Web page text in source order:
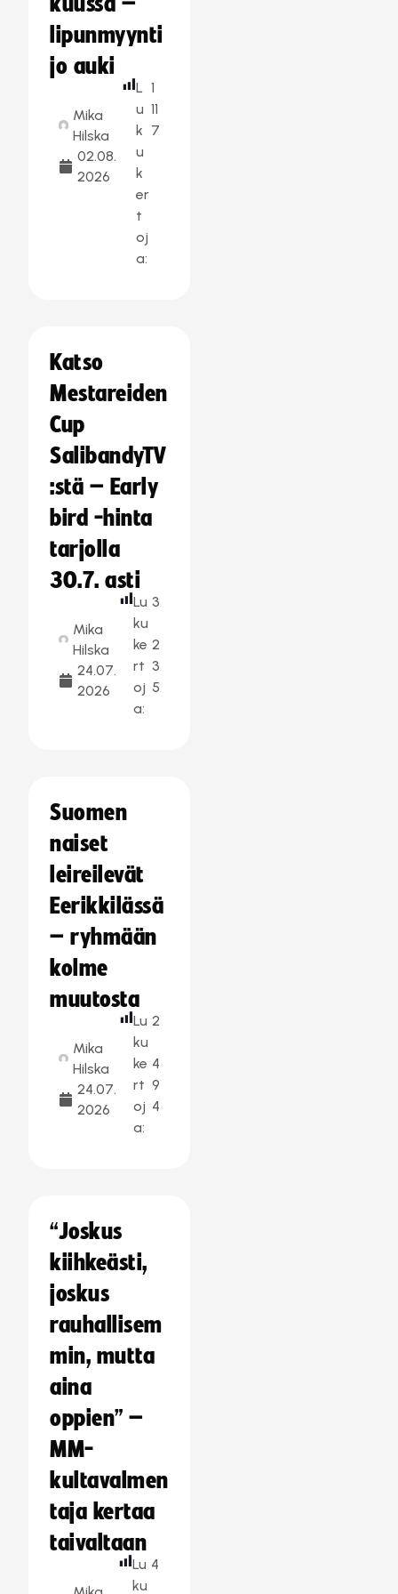
lipunmyynti
jo auki
Mika
Hilska
02.08.
2026
L
u
k
u
k
er
t
oj
a:
1
11
7
Katso
Mestareiden
Cup
SalibandyTV
:stä – Early
bird -hinta
tarjolla
30.7. asti
Mika
Hilska
24.07.
2026
Lu
ku
ke
rt
oj
a:
3
2
3
5
Suomen
naiset
leireilevät
Eerikkilässä
– ryhmään
kolme
muutosta
Mika
Hilska
24.07.
2026
Lu
ku
ke
rt
oj
a:
2
4
9
4
“Joskus
kiihkeästi,
joskus
rauhallisem
min, mutta
aina
oppien” –
MM-
kultavalmen
taja kertaa
taivaltaan
Lu
ku
4